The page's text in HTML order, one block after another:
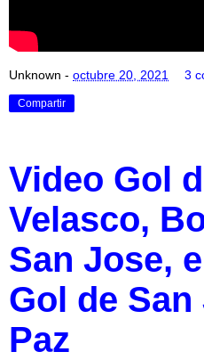
Unknown - octubre 20, 2021 3
Compartir
Video Gol
Velasco,
San Jose,
Gol de
Paz